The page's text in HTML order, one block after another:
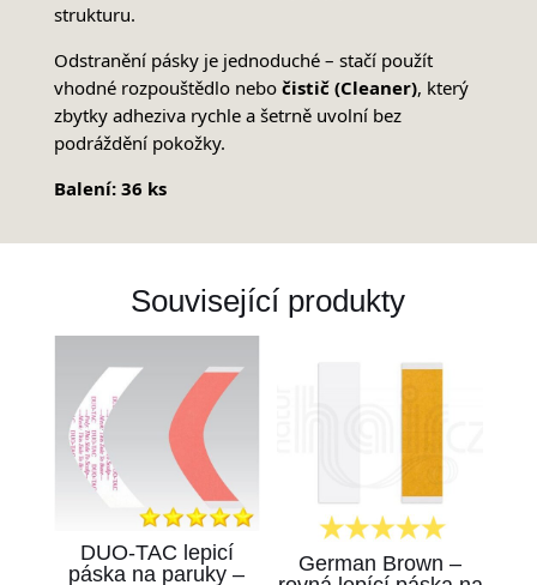
strukturu.
Odstranění pásky je jednoduché – stačí použít
vhodné rozpouštědlo nebo čistič (Cleaner), který
zbytky adheziva rychle a šetrně uvolní bez
podráždění pokožky.
Balení: 36 ks
Související produkty
DUO-TAC lepicí
páska na paruky –
German Brown –